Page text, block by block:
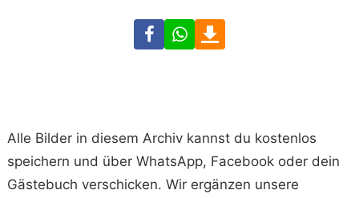
FacebookWhatsApp
Alle Bilder in diesem Archiv kannst du kostenlos
speichern und über WhatsApp, Facebook oder dein
Gästebuch verschicken. Wir ergänzen unsere